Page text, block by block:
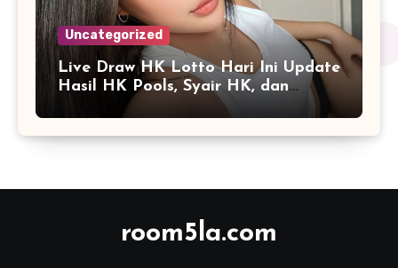
Uncategorized
Live Draw HK Lotto Hari Ini Update
Hasil HK Pools, Syair HK, dan
Prediksi Terbaru
room5la.com